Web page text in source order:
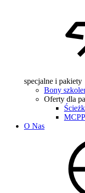
specjalne i pakiety
Bony
Oferty dla
O Nas